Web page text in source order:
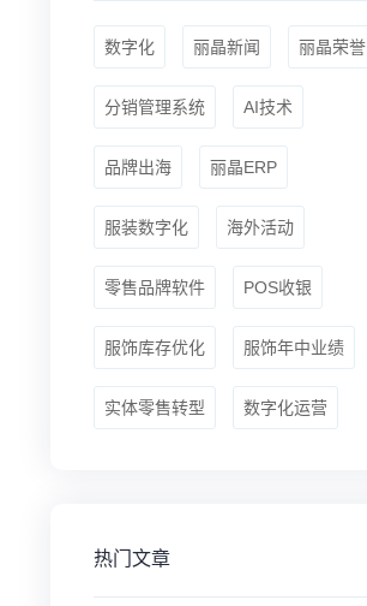
数字化 丽晶新闻 丽晶荣誉
分销管理系统 AI技术
品牌出海 丽晶ERP
服装数字化 海外活动
零售品牌软件 POS收银
服饰库存优化 服饰年中业绩
实体零售转型 数字化运营
热门文章